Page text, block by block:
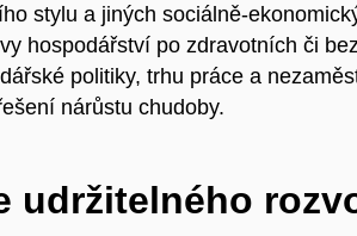
stylu a jiných sociálně-
hospodářství po zdravotních či
politiky, trhu práce a
nárůstu chudoby.
udržitelného